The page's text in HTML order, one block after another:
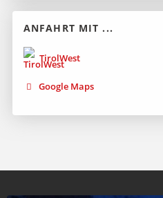
ANFAHRT MIT ...
TirolWest
Google Maps